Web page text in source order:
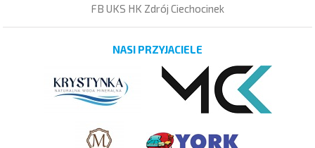
FB UKS HK Zdrój Ciechocinek
NASI PRZYJACIELE